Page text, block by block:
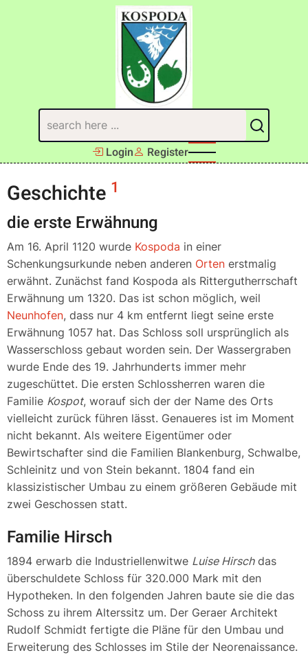
Suchen
Login Register
Geschichte 1
die erste Erwähnung
Am 16. April 1120 wurde Kospoda in einer
Schenkungsurkunde neben anderen Orten erstmalig
erwähnt. Zunächst fand Kospoda als Rittergutherrschaft
Erwähnung um 1320. Das ist schon möglich, weil
Neunhofen, dass nur 4 km entfernt liegt seine erste
Erwähnung 1057 hat. Das Schloss soll ursprünglich als
Wasserschloss gebaut worden sein. Der Wassergraben
wurde Ende des 19. Jahrhunderts immer mehr
zugeschüttet. Die ersten Schlossherren waren die
Familie Kospot, worauf sich der der Name des Orts
vielleicht zurück führen lässt. Genaueres ist im Moment
nicht bekannt. Als weitere Eigentümer oder
Bewirtschafter sind die Familien Blankenburg, Schwalbe,
Schleinitz und von Stein bekannt. 1804 fand ein
klassizistischer Umbau zu einem größeren Gebäude mit
zwei Geschossen statt.
Familie Hirsch
1894 erwarb die Industriellenwitwe Luise Hirschdas
überschuldete Schloss für 320.000 Mark mit den
Hypotheken. In den folgenden Jahren baute sie die das
Schoss zu ihrem Alterssitz um. Der Geraer Architekt
Rudolf Schmidt fertigte die Pläne für den Umbau und
Erweiterung des Schlosses im Stile der Neorenaissance.